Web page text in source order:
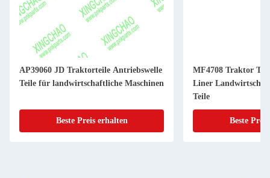
AP39060 JD Traktorteile Antriebswelle
Teile für landwirtschaftliche Maschinen
Beste Preis erhalten
MF4708 Traktor
Liner
Teile
Beste